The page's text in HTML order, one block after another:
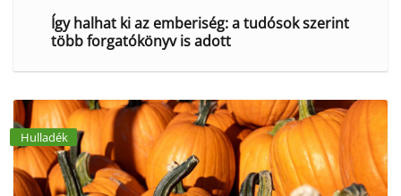
Így halhat ki az emberiség: a tudósok szerint
több forgatókönyv is adott
Hulladék